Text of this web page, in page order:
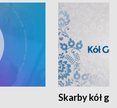
Skarby kół